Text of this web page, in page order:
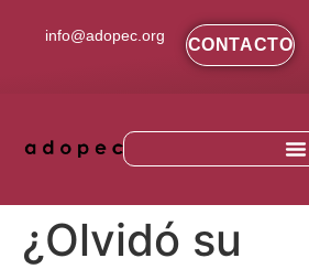
info@adopec.org CONTACTO
¿Olvidó su